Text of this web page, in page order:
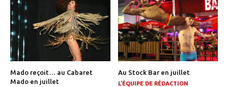
Mado reçoit… au Cabaret
Mado en juillet
Au Stock Bar en juillet
L'ÉQUIPE DE RÉDACTION